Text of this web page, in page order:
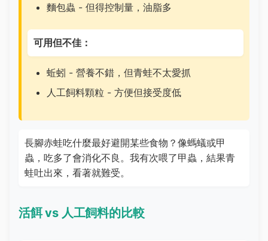
麵包蟲 - 但得控制量，油脂多
可用但不佳：
蚯蚓 - 營養不錯，但青蛙不太愛抓
人工飼料顆粒 - 方便但接受度低
長腳赤蛙吃什麼最好避開某些食物？像螞蟻或甲
蟲，吃多了會消化不良。我有次喂了甲蟲，結果青
蛙吐出來，看著就難受。
活餌 vs 人工飼料的比較